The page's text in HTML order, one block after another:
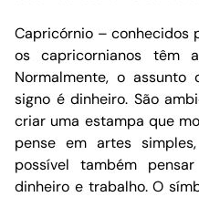
Capricórnio – conhecidos
os capricornianos têm
Normalmente, o
signo é dinheiro. São
criar uma estampa que
pense em artes
possível também
dinheiro e trabalho. O